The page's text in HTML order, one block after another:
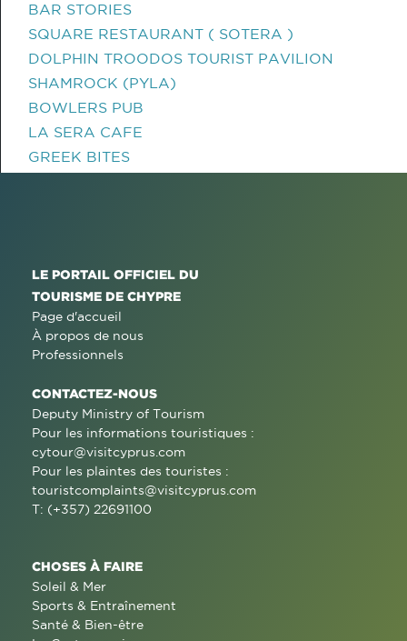
BAR STORIES
SQUARE RESTAURANT ( SOTERA )
DOLPHIN TROODOS TOURIST PAVILION
SHAMROCK (PYLA)
BOWLERS PUB
LA SERA CAFE
GREEK BITES
LE PORTAIL OFFICIEL DU
TOURISME DE CHYPRE
Page d'accueil
À propos de nous
Professionnels
CONTACTEZ-NOUS
Deputy Ministry of Tourism
Pour les informations touristiques :
cytour@visitcyprus.com
Pour les plaintes des touristes :
touristcomplaints@visitcyprus.com
T: (+357) 22691100
CHOSES À FAIRE
Soleil & Mer
Sports & Entraînement
Santé & Bien-être